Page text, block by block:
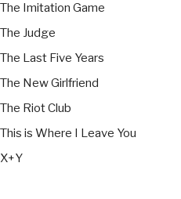
The Imitation Game
The Judge
The Last Five Years
The New Girlfriend
The Riot Club
This is Where I Leave You
X+Y